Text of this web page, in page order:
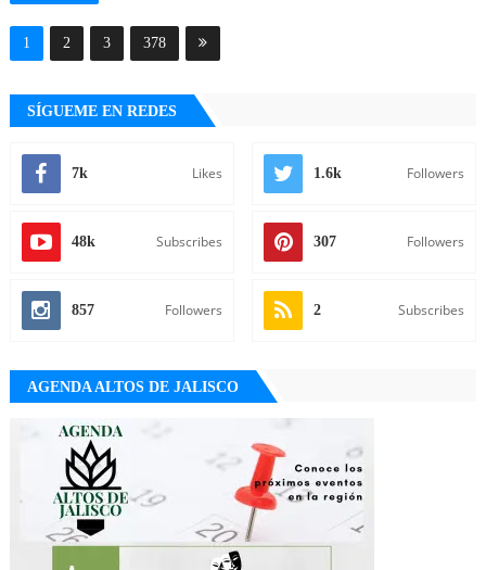
1 2 3 378
SÍGUEME EN REDES
7k Likes 1.6k Followers
48k Subscribes 307 Followers
857 Followers 2 Subscribes
AGENDA ALTOS DE JALISCO